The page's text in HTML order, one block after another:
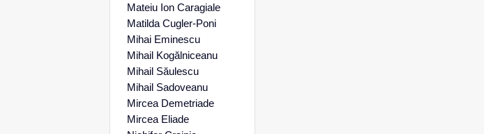
Mateiu Ion Caragiale
Matilda Cugler-Poni
Mihai Eminescu
Mihail Kogălniceanu
Mihail Săulescu
Mihail Sadoveanu
Mircea Demetriade
Mircea Eliade